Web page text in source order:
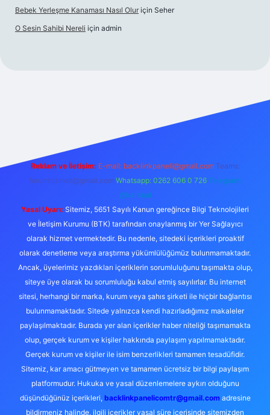
Bebek Yerleşme Kanaması Nasıl Olur için Seher
O Sesin Sahibi Nereli için admin
Reklam ve İletişim: E-mail: backlinkpaneli@gmail.com Teams:
forumhizmeti@gmail.com Whatsapp: 0262 606 0 726 Telegram:
@karabul
Yasal Uyarı: Sitemiz, 5651 Sayılı Kanun gereğince Bilgi Teknolojileri
ve İletişim Kurumu (BTK) tarafından onaylanmış bir Yer Sağlayıcı
olarak hizmet vermektedir. Bu nedenle, sitedeki içerikleri proaktif
olarak denetleme veya araştırma yükümlülüğümüz bulunmamaktadır.
Ancak, üyelerimiz yazdıkları içeriklerin sorumluluğunu taşımakta olup,
siteye üye olarak bu sorumluluğu kabul etmiş sayılırlar. Bu internet
sitesi, herhangi bir marka, kurum veya şahıs şirketi ile hiçbir bağlantısı
bulunmamaktadır. Sitede yalnızca kendi hazırladığımız makaleler
paylaşılmaktadır. Burada yer alan içerikler haber niteliği taşımamakta
olup, gerçek kurum ve kişiler hakkında paylaşım yapılmamaktadır.
Gerçek kurum ve kişiler ile isim benzerlikleri tamamen tesadüfidir.
Sitemiz, kar amacı gütmeyen ve tamamen ücretsiz bir bilgi paylaşım
platformudur. Hukuka ve yasal düzenlemelere aykırı olduğunu
düşündüğünüz içerikleri, backlinkpanelicomtr@gmail.comadresine
bildirmeniz halinde, ilgili içerikler yasal süre içerisinde sitemizden